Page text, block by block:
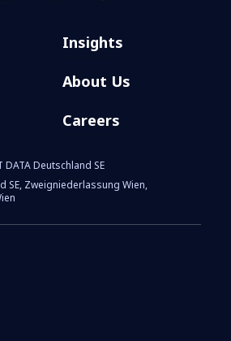
Insights
About Us
Careers
Deutschland SE
SE, Zweigniederlassung Wien,